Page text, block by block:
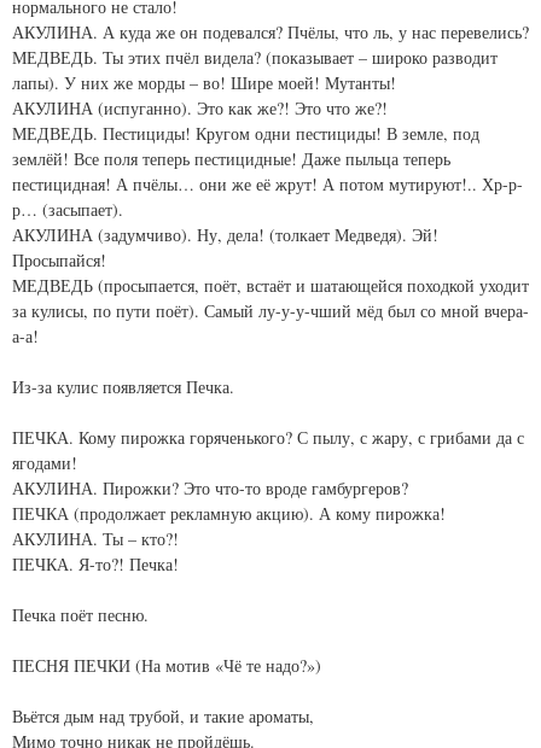
нормального не стало!
АКУЛИНА. А куда же он подевался? Пчёлы, что ль, у нас перевелись?
МЕДВЕДЬ. Ты этих пчёл видела? (показывает – широко разводит
лапы). У них же морды – во! Шире моей! Мутанты!
АКУЛИНА (испуганно). Это как же?! Это что же?!
МЕДВЕДЬ. Пестициды! Кругом одни пестициды! В земле, под
землёй! Все поля теперь пестицидные! Даже пыльца теперь
пестицидная! А пчёлы… они же её жрут! А потом мутируют!.. Хр-р-
р… (засыпает).
АКУЛИНА (задумчиво). Ну, дела! (толкает Медведя). Эй!
Просыпайся!
МЕДВЕДЬ (просыпается, поёт, встаёт и шатающейся походкой уходит
за кулисы, по пути поёт). Самый лу-у-у-чший мёд был со мной вчера-
а-а!
Из-за кулис появляется Печка.
ПЕЧКА. Кому пирожка горяченького? С пылу, с жару, с грибами да с
ягодами!
АКУЛИНА. Пирожки? Это что-то вроде гамбургеров?
ПЕЧКА (продолжает рекламную акцию). А кому пирожка!
АКУЛИНА. Ты – кто?!
ПЕЧКА. Я-то?! Печка!
Печка поёт песню.
ПЕСНЯ ПЕЧКИ (На мотив «Чё те надо?»)
Вьётся дым над трубой, и такие ароматы,
Мимо точно никак не пройдёшь.